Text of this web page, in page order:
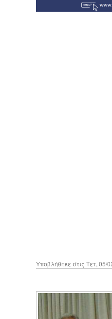
Υποβλήθηκε στις Τετ, 05/